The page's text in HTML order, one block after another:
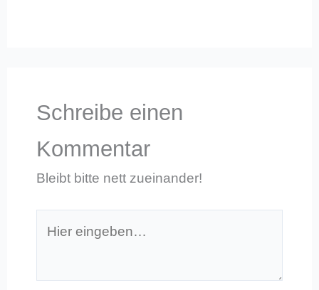
Schreibe einen
Kommentar
Bleibt bitte nett zueinander!
eingeben…